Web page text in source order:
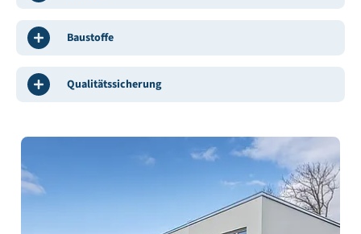
Baustoffe
Qualitätssicherung